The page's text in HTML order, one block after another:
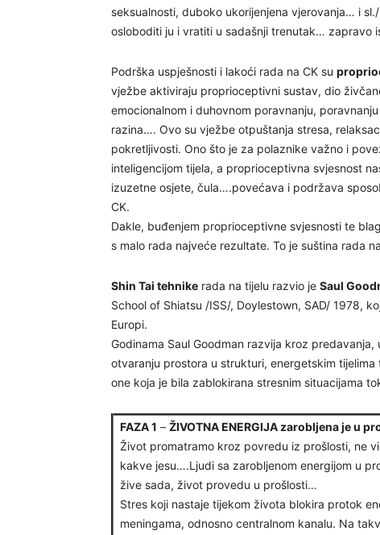
seksualnosti, duboko ukorijenjena vjerovanja… i
osloboditi ju i vratiti u sadašnji trenutak… zapravo
Podrška uspješnosti i lakoći rada na CK su
vježbe aktiviraju proprioceptivni sustav, dio
emocionalnom i duhovnom poravnanju,
razina…. Ovo su vježbe otpuštanja stresa,
pokretljivosti. Ono što je za polaznike važno i
inteligencijom tijela, a proprioceptivna svjesnost
izuzetne osjete, čula….povećava i podržava
CK.
Dakle, buđenjem proprioceptivne svjesnosti te
s malo rada najveće rezultate. To je suština rada
Shin Tai tehnike rada na tijelu razvio je Saul
School of Shiatsu /ISS/, Doylestown, SAD/ 1978,
Europi.
Godinama Saul Goodman razvija kroz
otvaranju prostora u strukturi, energetskim
one koja je bila zablokirana stresnim situacijama
FAZA 1 – ŽIVOTNA ENERGIJA zarobljena je u
Život promatramo kroz povredu iz prošlosti, ne
kakve jesu….Ljudi sa zarobljenom energijom u
žive sada, život provedu u prošlosti…
Stres koji nastaje tijekom života blokira protok
meningama, odnosno centralnom kanalu. Na